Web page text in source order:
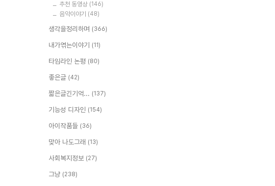
추천 동영상 (146)
음악이야기 (48)
생각을정리하며 (366)
내가엮는이야기 (11)
타임라인 논평 (80)
좋은글 (42)
짧은글긴기억... (137)
기능성 디자인 (154)
아이작품들 (36)
맞아 나도그래 (13)
사회복지정보 (27)
그냥 (238)